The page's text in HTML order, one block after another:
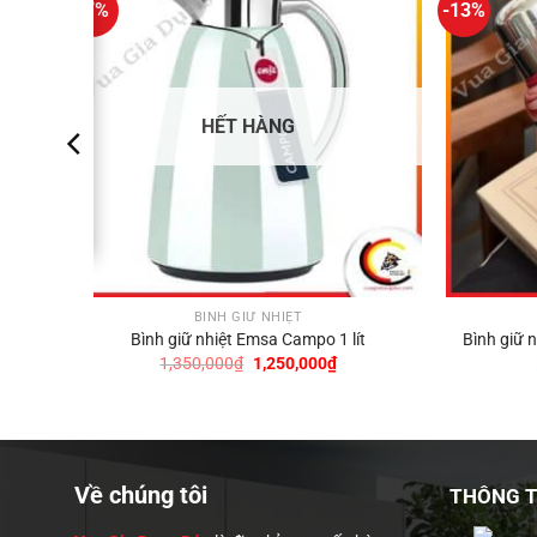
-7%
HẾT HÀNG
BÌNH GIỮ NHIỆT
Bình giữ nhiệt Emsa Campo 1 lít
1,350,000₫ Giá
1,250,000₫Giá
hiện
-13%
Bình giữ
Về chúng tôi THÔNG